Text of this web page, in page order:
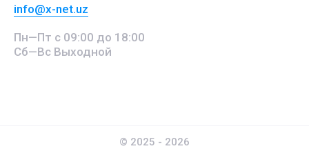
info@x-net.uz
Пн—Пт с 09:00 до 18:00
Сб—Вс Выходной
© 2025 - 2026